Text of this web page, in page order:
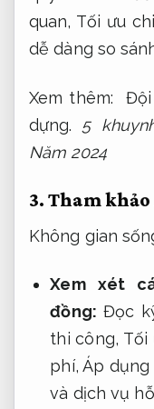
quan, Tối ưu
dễ dàng so
Xem thêm:
dựng.
5
Năm 2024
3. Tham khảo
Không gian
Xem xét
đồng: Đọc
thi công, Tối
phí,Áp dụng
và dịch vụ